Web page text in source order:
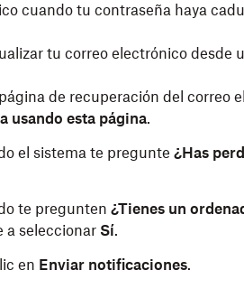
cuando tu contraseña haya
tu correo electrónico desde
de recuperación del correo
usando esta página.
el sistema te pregunte ¿Has
te pregunten ¿Tienes un
aseleccionar Sí.
en Enviar notificaciones.